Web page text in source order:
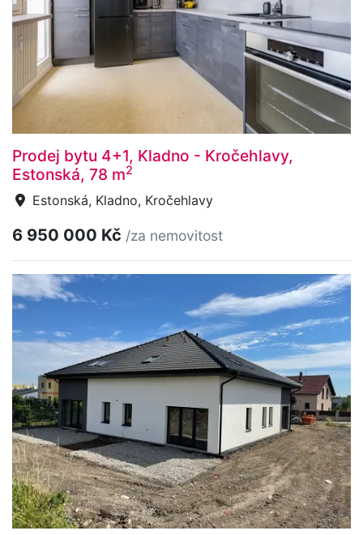
Prodej bytu 4+1, Kladno - Kročehlavy,
Estonská, 78 m2
Estonská, Kladno, Kročehlavy
6 950 000 Kč /za nemovitost